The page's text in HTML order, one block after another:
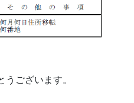
ございます。